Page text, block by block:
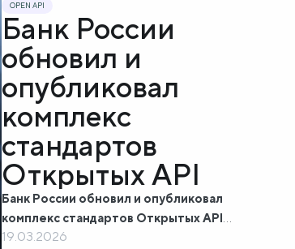
OPEN API
Банк России
обновил и
опубликовал
комплекс
стандартов
Открытых API
Банк России обновил и опубликовал
комплекс стандартов Открытых API
19.03.2026